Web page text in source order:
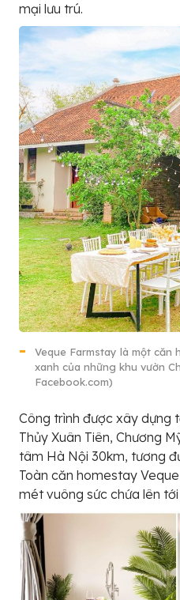
mại lưu trú.
Veque Farmstay là một căn
xanh của những khu vườn
Facebook.com)
Công trình được xây dựng
Thủy Xuân Tiên, Chương
tâm Hà Nội 30km, tương
Toàn căn homestay
mét vuông sức chứa lên tới